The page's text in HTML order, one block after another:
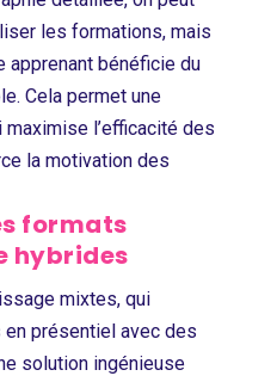
les formations, mais
apprenant bénéficie du
Cela permet une
l’efficacité des
la motivation des
formats
hybrides
mixtes, qui
présentiel avec des
solution ingénieuse